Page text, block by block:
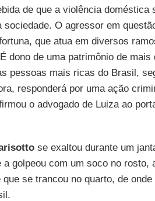
de que a violência doméstica
sociedade. O agressor em
que atua em diversos
dono de uma patrimônio de
pessoas mais ricas do Brasil,
responderá por uma ação
o advogado de Luiza ao
se exaltou durante um
golpeou com um soco no rosto,
se trancou no quarto, de